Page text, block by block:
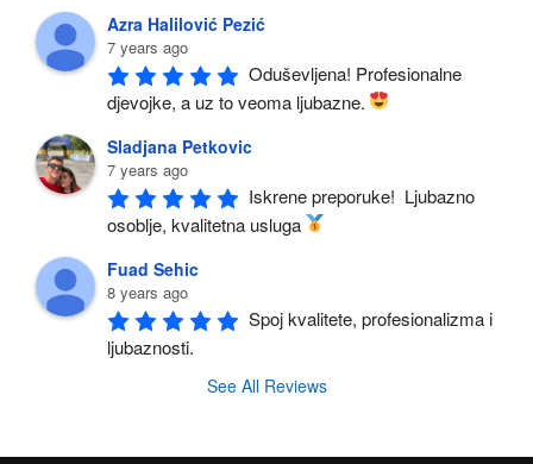
Azra Halilović Pezić
7 years ago
Oduševljena! Profesionalne
djevojke, a uz to veoma ljubazne.
Sladjana Petkovic
7 years ago
Iskrene preporuke!  Ljubazno
osoblje, kvalitetna usluga
Fuad Sehic
8 years ago
Spoj kvalitete, profesionalizma i
ljubaznosti.
See All Reviews